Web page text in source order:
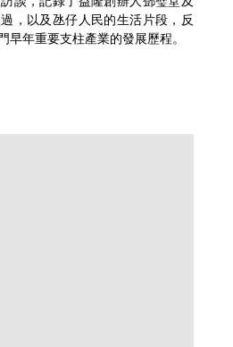
，以及氹仔人民的生活片段，反
早年重要支柱產業的發展歷程。